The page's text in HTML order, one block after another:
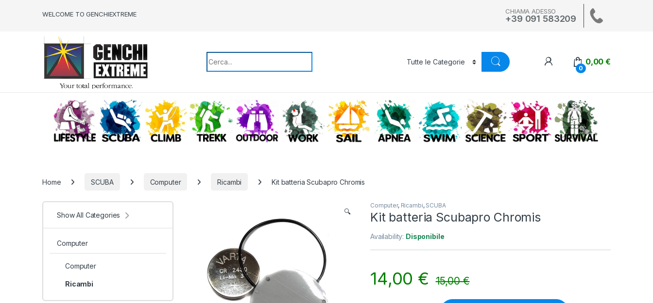
WELCOME TO GENCHIEXTREME CHIAMA ADESSO
+39 091 583209
Search for:
0
0,00€
LIFESTYLE SCUBA CLIMB TREKKING OUTDOOR WORK SAIL APNEA SWIM SCIENCE ALTRI SPORT
Home SCUBA Computer Ricambi Kit batteria Scubapro Chromis
🔍
Computer, Ricambi, SCUBA
Kit batteria Scubapro Chromis
Availability: Disponibile
14,00 € 15,00€
Show All Categories
Computer
Computer
Ricambi